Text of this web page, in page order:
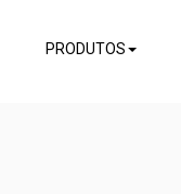
PRODUTOS